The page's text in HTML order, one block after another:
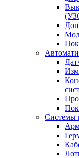
Системы